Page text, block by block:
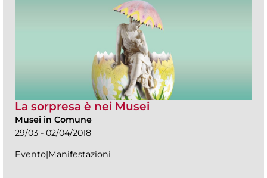
La sorpresa è nei Musei
Musei in Comune
29/03 - 02/04/2018
Evento|Manifestazioni